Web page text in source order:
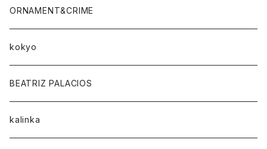
ORNAMENT&CRIME
kokyo
BEATRIZ PALACIOS
kalinka